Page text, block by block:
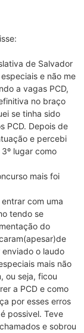
de Salvador
e não me
a vagas PCD,
no braço
se tinha sido
PCD. Depois de
e percebi
lugar como
mais foi
com uma
tendo se
do
o laudo
mais não
ou seja, ficou
a PCD e como
por esses erros
possivel. Teve
e sobrou